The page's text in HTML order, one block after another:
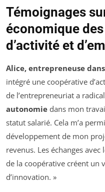
Témoignages
économique
d’activité et
Alice, entrepreneuse dans
intégré une coopérative
de l’entrepreneuriat a
autonomie dans mon
statut salarié. Cela m’a
développement de mon
revenus. Les échanges
de la coopérative créent un
d’innovation. »